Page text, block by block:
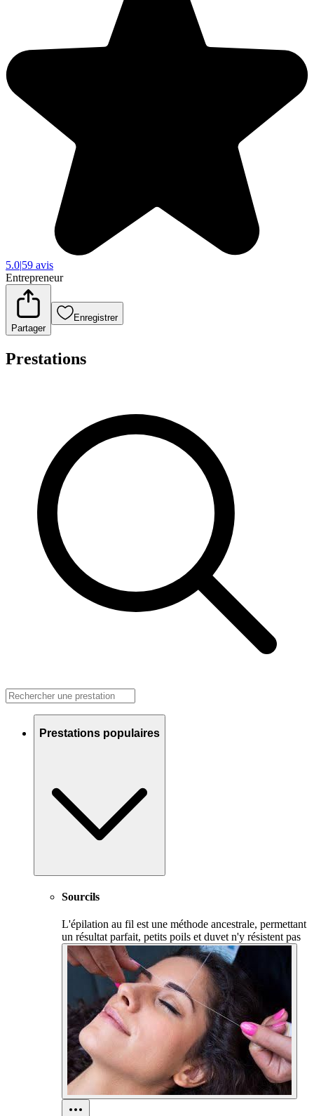
5.0|59 avis
Entrepreneur
Partager
Enregistrer
Prestations
Prestations populaires
Sourcils
L'épilation au fil est une méthode ancestrale, permettant
un résultat parfait, petits poils et duvet n'y résistent pas